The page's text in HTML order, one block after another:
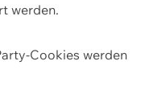
werden.
Cookies werden